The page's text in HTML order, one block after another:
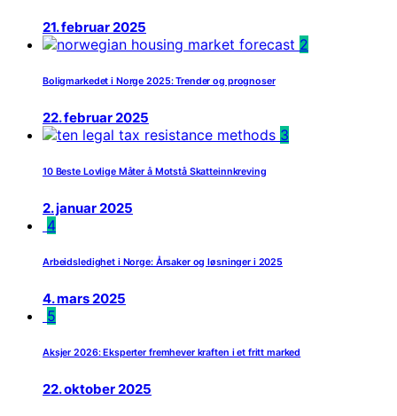
21. februar 2025
2
Boligmarkedet i Norge 2025: Trender og prognoser
22. februar 2025
3
10 Beste Lovlige Måter å Motstå Skatteinnkreving
2. januar 2025
4
Arbeidsledighet i Norge: Årsaker og løsninger i 2025
4. mars 2025
5
Aksjer 2026: Eksperter fremhever kraften i et fritt marked
22. oktober 2025